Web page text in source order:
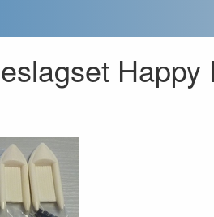
Happy